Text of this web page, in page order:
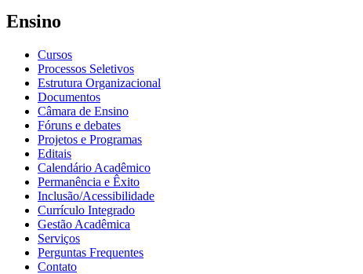
Ensino
Cursos
Processos Seletivos
Estrutura Organizacional
Documentos
Câmara de Ensino
Fóruns e debates
Projetos e Programas
Editais
Calendário Acadêmico
Permanência e Êxito
Inclusão/Acessibilidade
Currículo Integrado
Gestão Acadêmica
Serviços
Perguntas Frequentes
Contato